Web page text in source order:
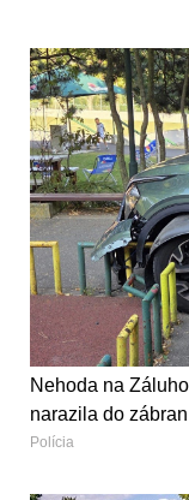
Nehoda na
narazila do
Polícia